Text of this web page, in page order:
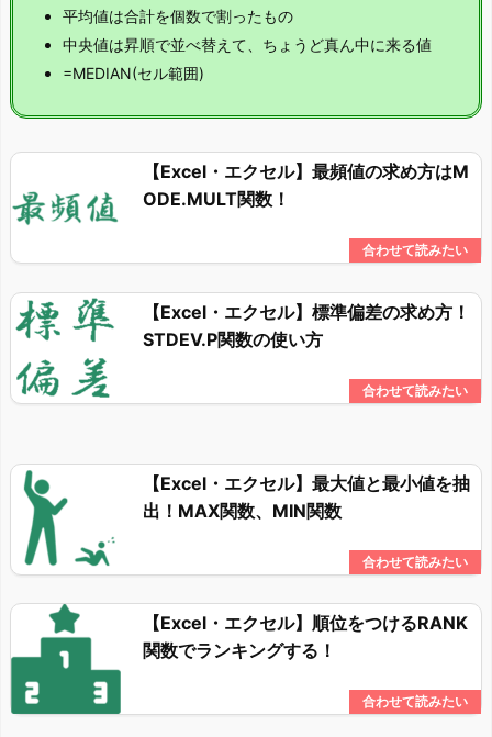
平均値は合計を個数で割ったもの
中央値は昇順で並べ替えて、ちょうど真ん中に来る値
=MEDIAN(セル範囲)
【Excel・エクセル】最頻値の求め方はM
ODE.MULT関数！
【Excel・エクセル】標準偏差の求め方！
STDEV.P関数の使い方
【Excel・エクセル】最大値と最小値を抽
出！MAX関数、MIN関数
【Excel・エクセル】順位をつけるRANK
関数でランキングする！